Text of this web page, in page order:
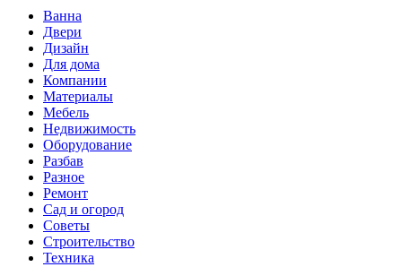
Ванна
Двери
Дизайн
Для дома
Компании
Материалы
Мебель
Недвижимость
Оборудование
Разбав
Разное
Ремонт
Сад и огород
Советы
Строительство
Техника